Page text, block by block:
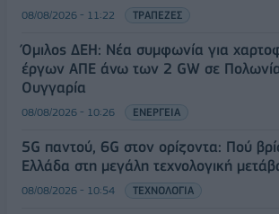
08/08/2026 - 11:22 ΤΡΑΠΕΖΕΣ
Όμιλος ΔΕΗ: Νέα συμφωνία για
έργων ΑΠΕ άνω των 2 GW σε
Ουγγαρία
08/08/2026 - 10:26 ΕΝΕΡΓΕΙΑ
5G παντού, 6G στον ορίζοντα: Πού
Ελλάδα στη μεγάλη τεχνολογική
08/08/2026 - 10:54 ΤΕΧΝΟΛΟΓΙΑ